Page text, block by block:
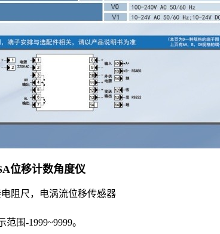
位移计数角度仪
阻尺，电涡流位移传感器
围-1999~9999。